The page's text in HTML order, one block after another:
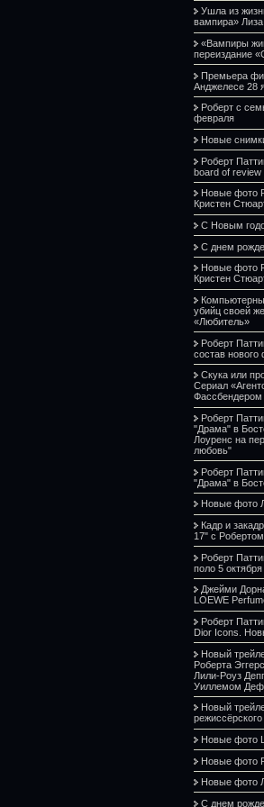
Ушла из
вампира»
«Вампиры
переиздание
Премьера
Анджелесе 28
Роберт с
февраля
Новые
Роберт
board of review
Новые фото
Кристен
С Новым
С днем
Новые фото
Кристен
убийц своей
«Любитель»
Роберт
состав
Скука или
Сериал
Фассбендером
Роберт
"Драма" в
Лоуренс на
любовь"
Роберт
"Драма" в
Новые фото
Кадр и
17" с
Роберт
поло 5 октября
Джейми
LOEWE
Роберт
Dior Icons.
Новый
Роберта
Лили-Роуз
Уиллемом
Новый
Новые фото
Новые фото
Новые фото
С днем